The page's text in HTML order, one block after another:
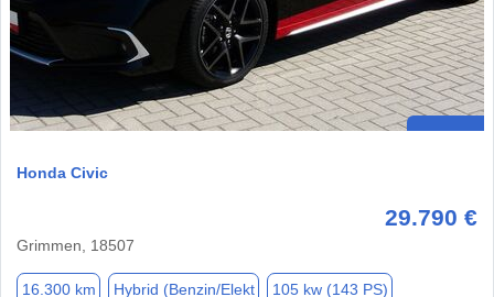
Honda Civic
29.790 €
Grimmen, 18507
16.300 km Hybrid (Benzin/Elekt 105 kw (143 PS)